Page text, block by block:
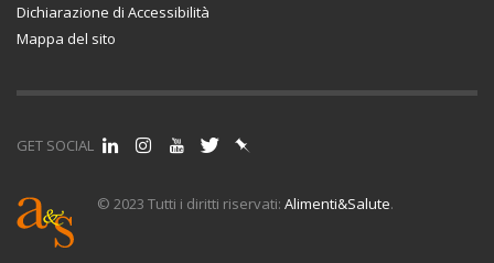
Dichiarazione di Accessibilità
Mappa del sito
GET SOCIAL
© 2023 Tutti i diritti riservati: Alimenti&Salute.